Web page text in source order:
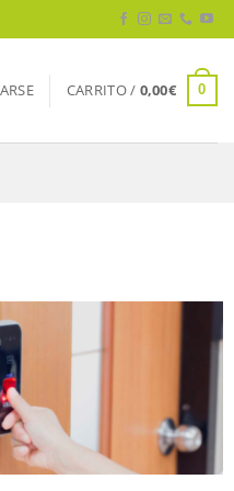
CARRITO / 0,00€ 0